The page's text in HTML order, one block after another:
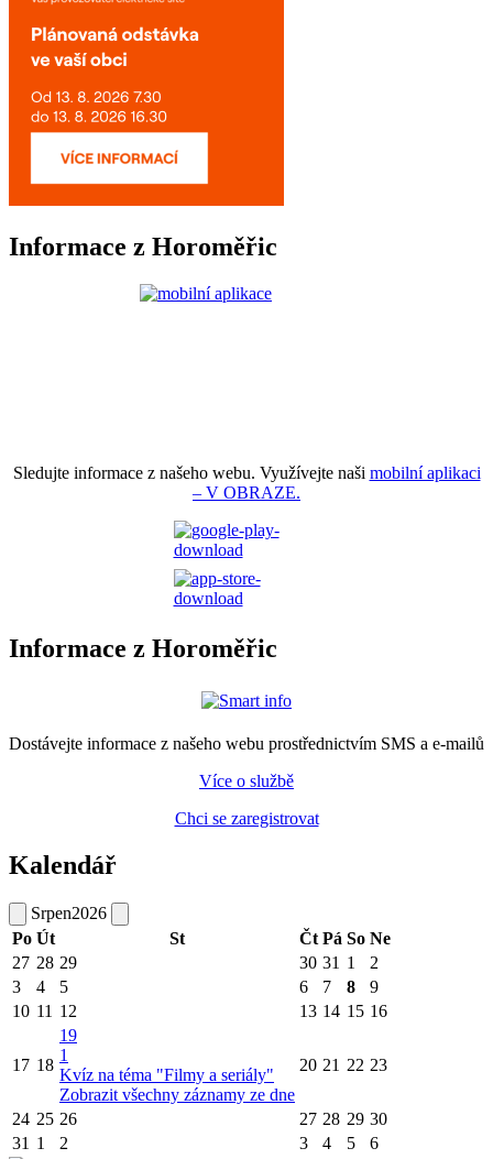
Informace z Horoměřic
Sledujte informace z našeho webu. Využívejte naši mobilní aplikaci
– V OBRAZE.
Informace z Horoměřic
Dostávejte informace z našeho webu prostřednictvím SMS a e-mailů
Více o službě
Chci se zaregistrovat
Kalendář
Srpen2026
Po Út St Čt Pá So Ne
27 28 29 30 31 1
2
3
4 5 6 7 8
9
10 11 12 13 14 15 16
17 18
19
1
Kvíz na téma "Filmy a seriály"
Zobrazit všechny záznamy ze dne
20 21 22 23
24 25 26 27 28 29 30
31 1 2 3 4 5 6